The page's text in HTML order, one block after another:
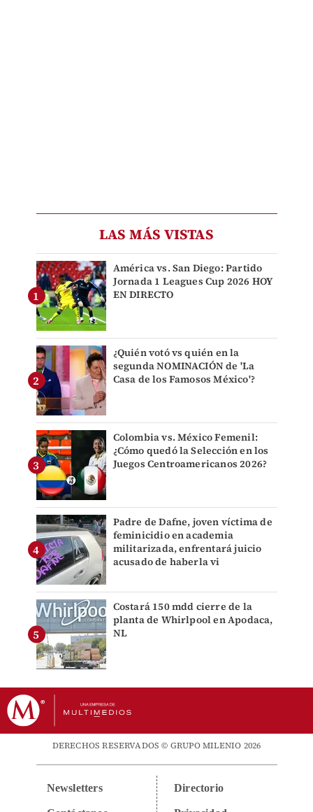
LAS MÁS VISTAS
América vs. San Diego: Partido
Jornada 1 Leagues Cup 2026 HOY
EN DIRECTO
¿Quién votó vs quién en la
segunda NOMINACIÓN de 'La
Casa de los Famosos México'?
Colombia vs. México Femenil:
¿Cómo quedó la Selección en los
Juegos Centroamericanos 2026?
Padre de Dafne, joven víctima de
feminicidio en academia
militarizada, enfrentará juicio
acusado de haberla vi
Costará 150 mdd cierre de la
planta de Whirlpool en Apodaca,
NL
DERECHOS RESERVADOS © GRUPO MILENIO 2026
Newsletters Directorio